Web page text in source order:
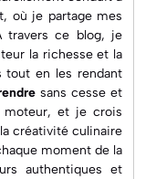
, où je partage mes
travers ce blog, je
la richesse et la
tout en les rendant
sans cesse et
moteur, et je crois
créativité culinaire
moment de la
authentiques et